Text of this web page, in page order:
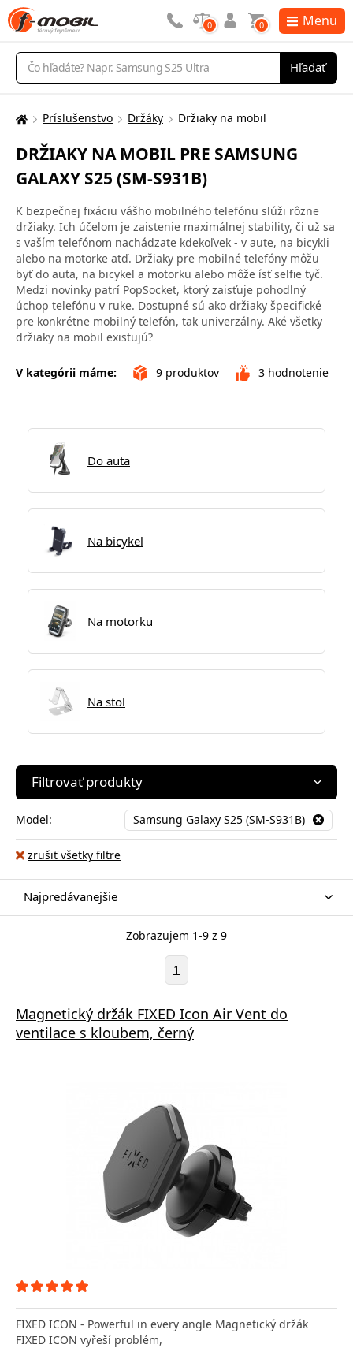
Vyhľadávanie
Hľadať
0 0 Menu
Tu
nachádzate:
Príslušenstvo Držáky Držiaky na mobil
DRŽIAKY NA MOBIL PRE SAMSUNG
GALAXY S25 (SM-S931B)
K bezpečnej fixáciu vášho mobilného telefónu slúži rôzne
držiaky. Ich účelom je zaistenie maximálnej stability, či už sa
s vaším telefónom nachádzate kdekoľvek - v aute, na bicykli
alebo na motorke atď. Držiaky pre mobilné telefóny môžu
byť do auta, na bicykel a motorku alebo môže ísť selfie tyč.
Medzi novinky patrí PopSocket, ktorý zaisťuje pohodlný
úchop telefónu v ruke. Dostupné sú ako držiaky špecifické
pre konkrétne mobilný telefón, tak univerzálny. Aké všetky
držiaky na mobil existujú?
V kategórii máme: 9 produktov 3 hodnotenie
Do auta
Na bicykel
Na motorku
Na stol
Filtrovať produkty
Model: Samsung Galaxy S25 (SM-S931B)
zrušiť všetky filtre
Najpredávanejšie
Zobrazujem 1-9 z 9
1
Magnetický držák FIXED Icon Air Vent do
ventilace s kloubem, černý
FIXED ICON - Powerful in every angle Magnetický držák
FIXED ICON vyřeší problém,